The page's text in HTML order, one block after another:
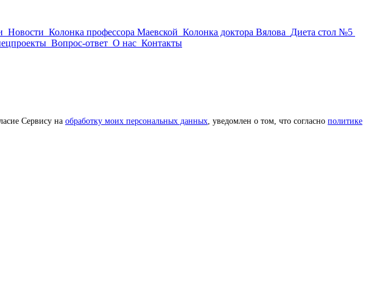
Новости Колонка профессора Маевской Колонка доктора Вялова Диета стол №5
Вопрос-ответ О нас Контакты
Сервису на обработку моих персональных данных, уведомлен о том, что согласно политике